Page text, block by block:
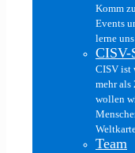
Komm
Events
lerne
CISV-
CISV ist
mehr als
wollen
Team